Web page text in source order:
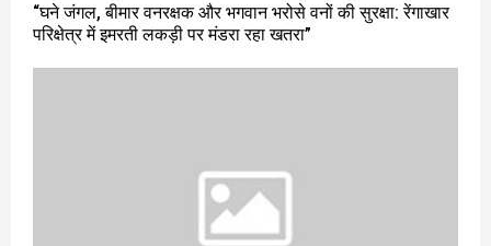
“घने जंगल, बीमार वनरक्षक और भगवान भरोसे वनों की सुरक्षा: रेंगाखार
परिक्षेत्र में इमरती लकड़ी पर मंडरा रहा खतरा”